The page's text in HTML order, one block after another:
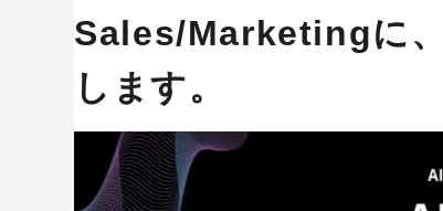
Sales/Marketingに
します。